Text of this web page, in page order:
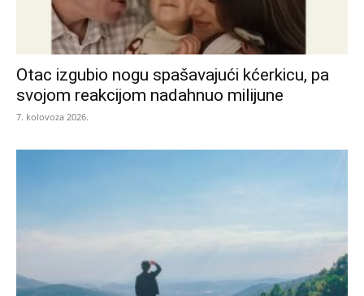
Otac izgubio nogu spašavajući kćerkicu, pa
svojom reakcijom nadahnuo milijune
7. kolovoza 2026.